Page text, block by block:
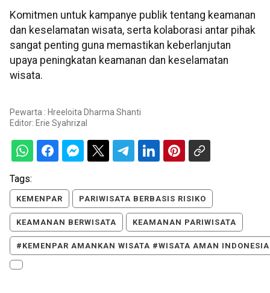
Komitmen untuk kampanye publik tentang keamanan
dan keselamatan wisata, serta kolaborasi antar pihak
sangat penting guna memastikan keberlanjutan
upaya peningkatan keamanan dan keselamatan
wisata.
Pewarta : Hreeloita Dharma Shanti
Editor: Erie Syahrizal
Tags:
KEMENPAR PARIWISATA BERBASIS RISIKO
KEAMANAN BERWISATA KEAMANAN PARIWISATA
#KEMENPAR AMANKAN WISATA #WISATA AMAN